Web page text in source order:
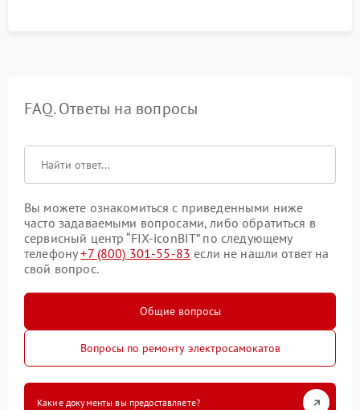
FAQ. Ответы на вопросы
Вы можете ознакомиться с приведенными ниже
часто задаваемыми вопросами, либо обратиться в
сервисный центр “FIX-iconBIT” по следующему
телефону+7 (800) 301-55-83 если не нашли ответ на
свой вопрос.
Общие вопросы
Вопросы по ремонту электросамокатов
Какие документы вы предоставляете?